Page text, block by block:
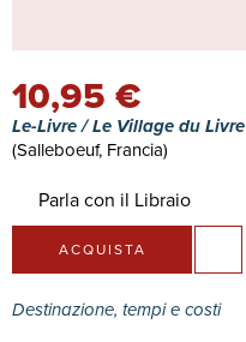
10,95 €
Le-Livre / Le Village du Livre
(Salleboeuf, Francia)
Parla con il Libraio
ACQUISTA
Destinazione, tempi e costi